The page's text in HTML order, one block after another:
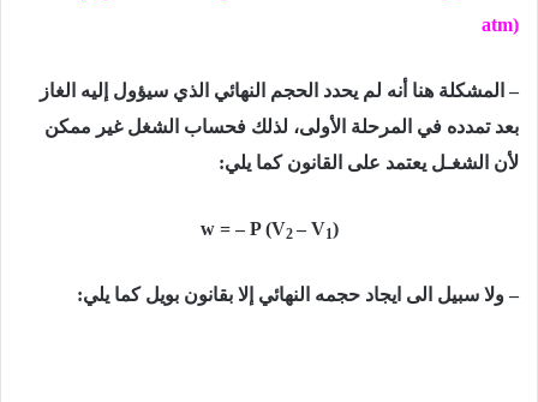
atm)
– المشكلة ھنا أنه لم یحدد الحجم النھائي الذي سیؤول إلیه الغاز
بعد تمدده في المرحلة الأولى، لذلك فحساب الشغل غیر ممكن
لأن الشغـل یعتمد على القانون كما يلي:
w = – P (V2– V1)
– ولا سبیل الى ایجاد حجمه النھائي إلا بقانون بویل كما یلي: